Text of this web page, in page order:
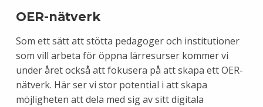
OER-nätverk
Som ett sätt att stötta pedagoger och institutioner
som vill arbeta för öppna lärresurser kommer vi
under året också att fokusera på att skapa ett OER-
nätverk. Här ser vi stor potential i att skapa
möjligheten att dela med sig av sitt digitala